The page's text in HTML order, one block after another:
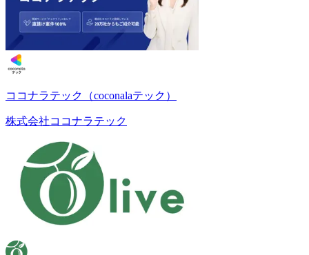
ココナラテック（coconalaテック）
株式会社ココナラテック